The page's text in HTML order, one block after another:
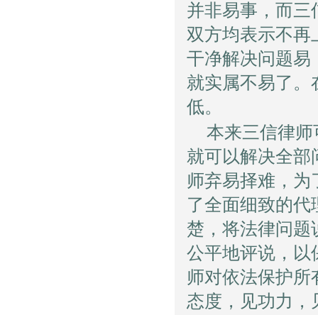
并非易事，而三
双方均表示不再
干净解决问题易
就实属不易了。
低。
本来三信律
就可以解决全部
师弃易择难，
了全面细致的
楚，将法律问题
公平地评说，以
师对依法保护
态度，见功力，